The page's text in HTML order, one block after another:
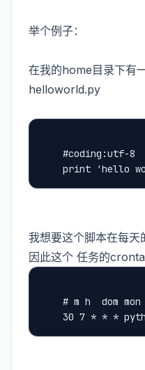
举个例子：
在我的home目录下有
helloworld.py
	#coding:utf-8
print 'hello
我想要这个脚本在每天
因此这个 任务的
# m h  dom
30 7 * * *